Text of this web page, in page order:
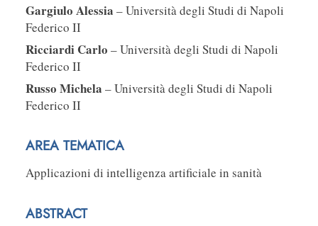
Gargiulo Alessia – Università degli Studi di Napoli
Federico II
Ricciardi Carlo – Università degli Studi di Napoli
Federico II
Russo Michela – Università degli Studi di Napoli
Federico II
AREA TEMATICA
Applicazioni di intelligenza artificiale in sanità
ABSTRACT